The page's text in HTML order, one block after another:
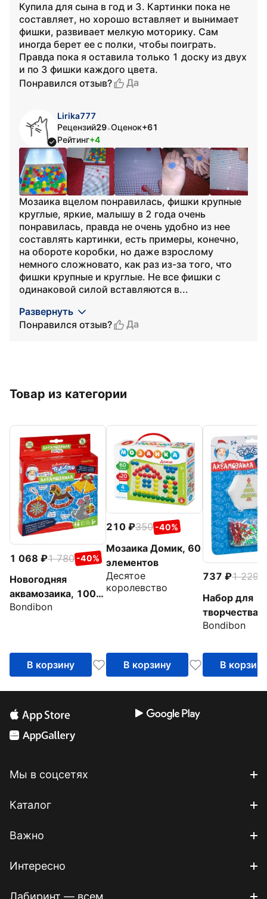
Купила для сына в год и 3. Картинки пока не
составляет, но хорошо вставляет и вынимает
фишки, развивает мелкую моторику. Сам
иногда берет ее с полки, чтобы поиграть.
Правда пока я оставила только 1 доску из двух
и по 3 фишки каждого цвета.
Понравился отзыв?
Да
Lirika777
Рецензий29•Оценок+61
Рейтинг+4
Мозаика вцелом понравилась, фишки крупные
круглые, яркие, малышу в 2 года очень
понравилась, правда не очень удобно из нее
составлять картинки, есть примеры, конечно,
на обороте коробки, но даже взрослому
немного сложновато, как раз из-за того, что
фишки крупные и круглые. Не все фишки с
одинаковой силой вставляются в...
Развернуть
Понравился отзыв?
Да
Товар из категории
1 068 1 780 -40%
Новогодняя
аквамозаика, 1000
бусин
Bondibon
В корзину
210 350 -40%
Мозаика Домик, 60
элементов
Десятое
королевство
В корзину
737 1 229
Набор для
творчества.
Новогодняя
(ВВ4522)
Bondibon
В корзину
Мы в соцсетях
Каталог
Важно
Интересно
Лабиринт — всем